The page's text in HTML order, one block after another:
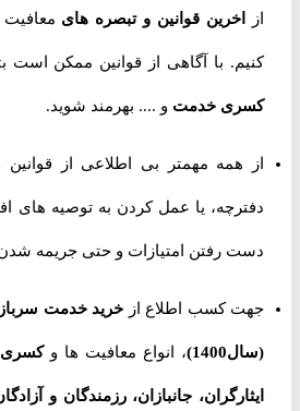
اخرین قوانین و تبصره هایمعافیت
کنیم. با آگاهی از قوانین ممکن است
کسری خدمتو .... بهرمند شوید.
از همه مهمتر بی اطلاعی از قوانین و
دفترچه، یا عمل کردن به توصیه های افراد
دست رفتن امتیازات و حتی جریمه شدن
جهت کسب اطلاع ازخرید خدمت سربازی
(سال1400) ، انواع معافیت ها و کسری ها
ایثارگران، جانبازان، رزمندگان و آزادگان،